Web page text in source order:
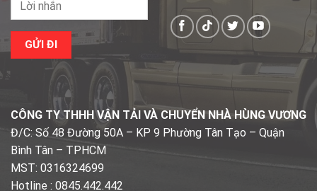
CÔNG TY THHH VẬN TẢI VÀ CHUYỂN NHÀ HÙNG VƯƠNG
Đ/C: Số 48 Đường 50A – KP 9 Phường Tân Tạo – Quận
Bình Tân – TPHCM
MST: 0316324699
Hotline : 0845.442.442